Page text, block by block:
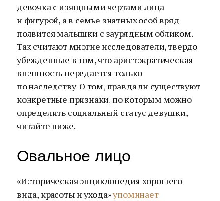
девочка с изящными чертами лица
и фигурой, а в семье знатных особ вряд
появится малышки с заурядным обликом.
Так считают многие исследователи, твердо
убежденные в том, что аристократическая
внешность передается только
по наследству. О том, правда ли существуют
конкретные признаки, по которым можно
определить социальный статус девушки,
читайте ниже.
Овальное лицо
«Историческая энциклопедия хорошего
вида, красоты и ухода»упоминает